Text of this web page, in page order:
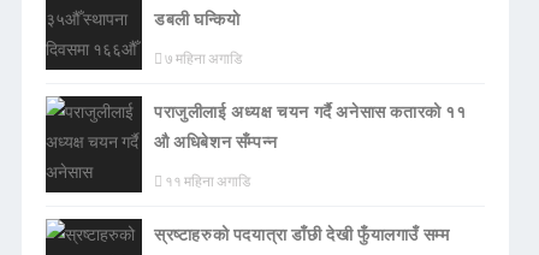
डबली घन्कियाे
७ महिना अगाडि
पराजुलीलाई अध्यक्ष चयन गर्दै अनेसास कतारको ११
औ अधिबेशन सँम्पन्न
११ महिना अगाडि
स्रष्टाहरुको पदयात्रा डाँछी देखी फुँयालगाउँ सम्म